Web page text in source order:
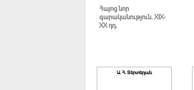
Հայոց նոր
գարականություն. XIX-
XX դդ.
Ա. Հ. Տերտերյան